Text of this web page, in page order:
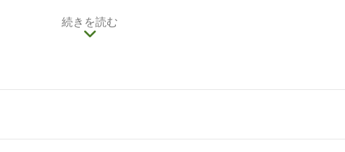
ら、八仙山か新山に登るのもいいでしょう。
続きを読む